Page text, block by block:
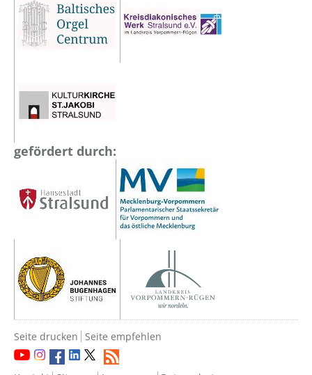
gefördert durch:
Seite drucken Seite empfehlen